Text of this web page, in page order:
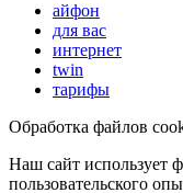
айфон
для вас
интернет
twin
тарифы
Обработка файлов
Наш сайт использует
пользовательского